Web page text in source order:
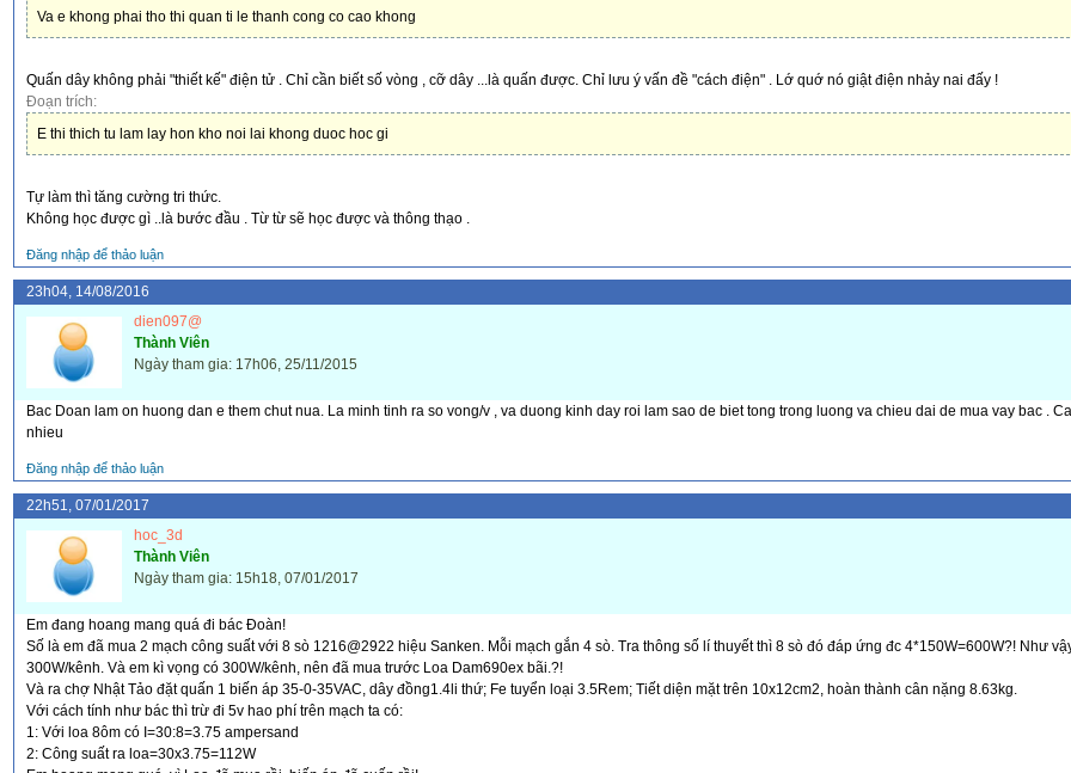
Va e khong phai tho thi quan ti le thanh cong co cao khong
Quấn dây không phải "thiết kế" điện tử . Chỉ cần biết số vòng , cỡ dây ...là quấn được. Chỉ lưu ý vấn đề "cách điện" . Lớ quớ nó giật điện nhảy nai đấy !
Đoạn trích:
E thi thich tu lam lay hon kho noi lai khong duoc hoc gi
Tự làm thì tăng cường tri thức.
Không học được gì ..là bước đầu . Từ từ sẽ học được và thông thạo .
Đăng nhập để thảo luận
23h04, 14/08/2016
dien097@
Thành Viên
Ngày tham gia: 17h06, 25/11/2015
Bac Doan lam on huong dan e them chut nua. La minh tinh ra so vong/v , va duong kinh day roi lam sao de biet tong trong luong va chieu dai de mua vay bac .
nhieu
Đăng nhập để thảo luận
22h51, 07/01/2017
hoc_3d
Thành Viên
Ngày tham gia: 15h18, 07/01/2017
Em đang hoang mang quá đi bác Đoàn!
Số là em đã mua 2 mạch công suất với 8 sò 1216@2922 hiệu Sanken. Mỗi mạch gắn 4 sò. Tra thông số lí thuyết thì 8 sò đó đáp ứng đc 4*150W=600W?! Như
300W/kênh. Và em kì vọng có 300W/kênh, nên đã mua trước Loa Dam690ex bãi.?!
Và ra chợ Nhật Tảo đặt quấn 1 biến áp 35-0-35VAC, dây đồng1.4li thứ; Fe tuyển loại 3.5Rem; Tiết diện mặt trên 10x12cm2, hoàn thành cân nặng 8.63kg.
Với cách tính như bác thì trừ đi 5v hao phí trên mạch ta có:
1: Với loa 8ôm có I=30:8=3.75 ampersand
2: Công suất ra loa=30x3.75=112W